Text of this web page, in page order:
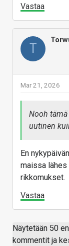
Vastaa
T
Mar 21, 2026
Nooh
uutinen
En
maissa
rikkomukset.
Vastaa
Näytetään 50
kommentit ja